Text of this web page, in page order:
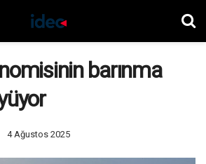
barınma
4 Ağustos 2025